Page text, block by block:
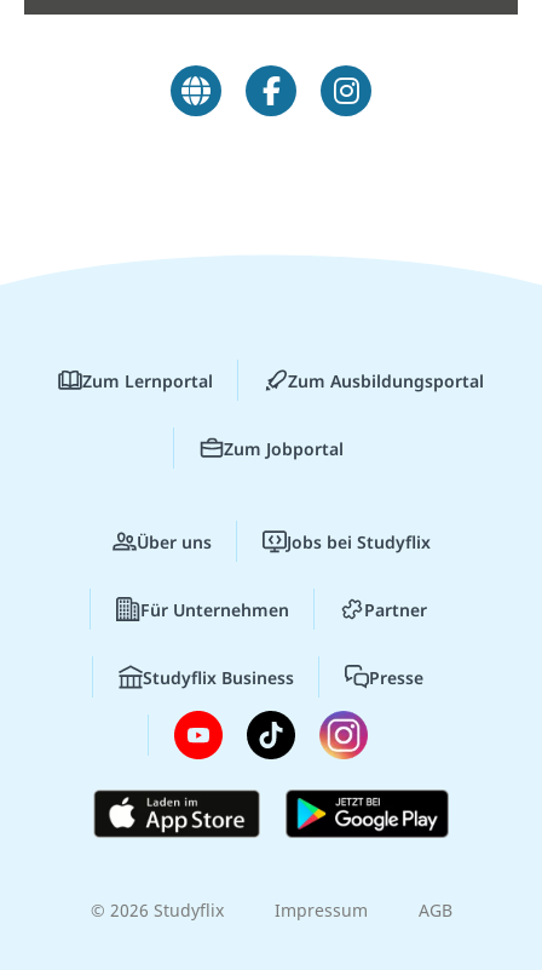
Zum Lernportal Zum Ausbildungsportal
Zum Jobportal
Über uns Jobs bei Studyflix
Für Unternehmen Partner
Studyflix Business Presse
© 2026 Studyflix Impressum AGB